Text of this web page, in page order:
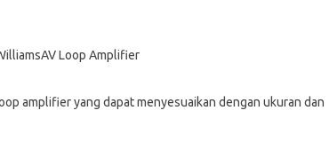
amplifier yang dapat menyesuaikan dengan ukuran dan